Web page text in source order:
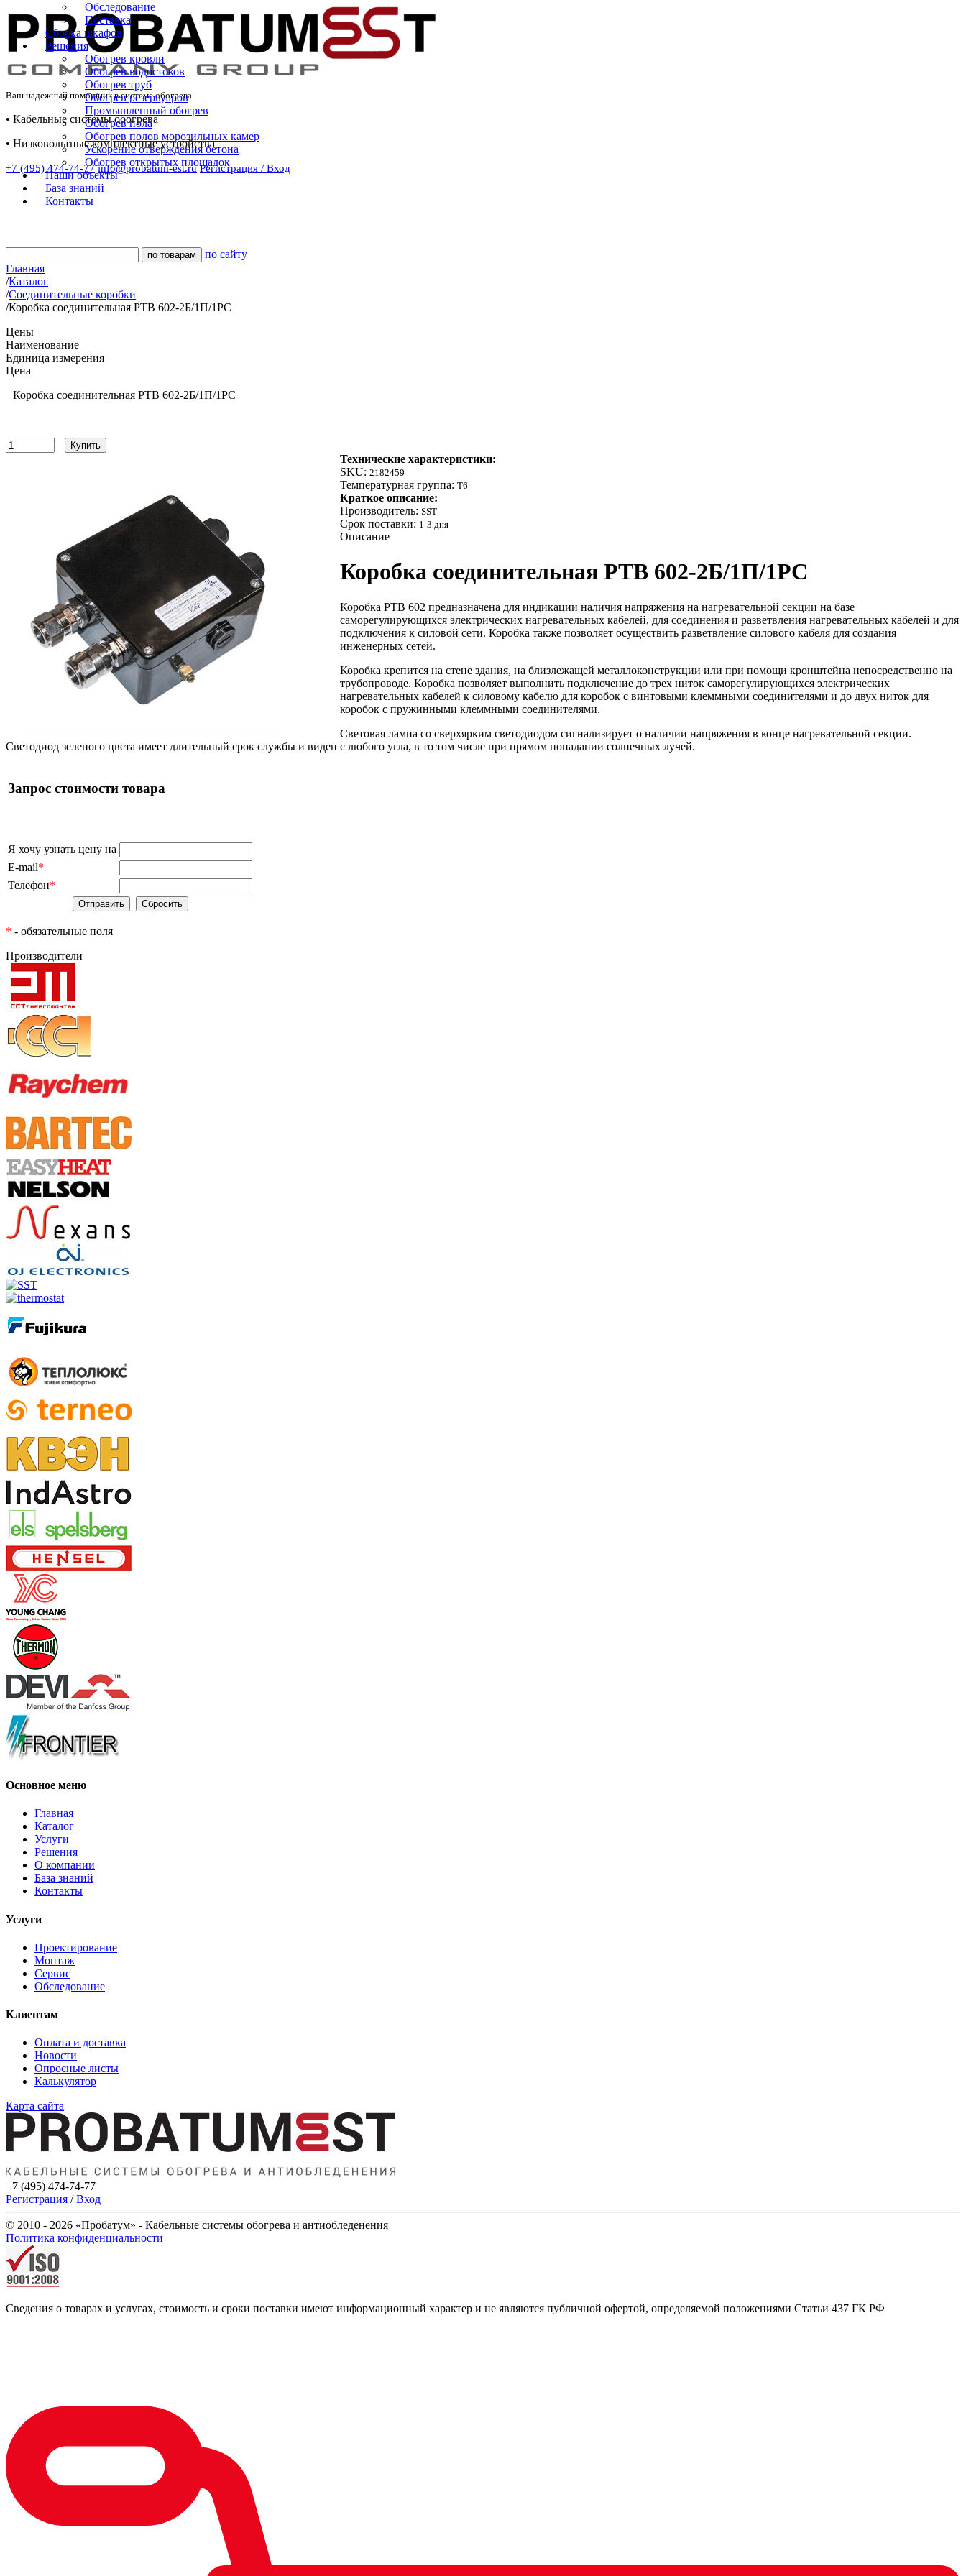
Ваш надежный помощник в системе обогрева
• Кабельные системы обогрева
• Низковольтные комплектные устройства
+7 (495) 474-74-77 info@probatum-est.ru Регистрация / Вход
Обследование
Поставка
Сборка шкафов
Решения
Обогрев кровли
Обогрев водостоков
Обогрев труб
Обогрев резервуаров
Промышленный обогрев
Обогрев пола
Обогрев полов морозильных камер
Ускорение отверждения бетона
Обогрев открытых площадок
Наши объекты
База знаний
Контакты
по сайту
Главная
/Каталог
/Соединительные коробки
/Коробка соединительная РТВ 602-2Б/1П/1РС
Цены
Наименование
Единица измерения
Цена
Коробка соединительная РТВ 602-2Б/1П/1РС
Купить
Технические характеристики:
SKU: 2182459
Температурная группа: Т6
Краткое описание:
Производитель: SST
Срок поставки: 1-3 дня
Описание
Коробка соединительная РТВ 602-2Б/1П/1РС
Коробка РТВ 602 предназначена для индикации наличия напряжения на нагревательной секции на базе
саморегулирующихся электрических нагревательных кабелей, для соединения и разветвления нагревательных кабелей и для
подключения к силовой сети. Коробка также позволяет осуществить разветвление силового кабеля для создания
инженерных сетей.
Коробка крепится на стене здания, на близлежащей металлоконструкции или при помощи кронштейна непосредственно на
трубопроводе. Коробка позволяет выполнить подключение до трех ниток саморегулирующихся электрических
нагревательных кабелей к силовому кабелю для коробок с винтовыми клеммными соединителями и до двух ниток для
коробок с пружинными клеммными соединителями.
Световая лампа со сверхярким светодиодом сигнализирует о наличии напряжения в конце нагревательной секции.
Светодиод зеленого цвета имеет длительный срок службы и виден с любого угла, в то том числе при прямом попадании солнечных лучей.
Запрос стоимости товара
Я хочу узнать цену на
E-mail*
Телефон*
* - обязательные поля
Производители
Основное меню
Главная
Каталог
Услуги
Решения
О компании
База знаний
Контакты
Услуги
Проектирование
Монтаж
Сервис
Обследование
Клиентам
Оплата и доставка
Новости
Опросные листы
Калькулятор
Карта сайта
+7 (495) 474-74-77
Регистрация /Вход
© 2010 - 2026 «Пробатум» - Кабельные системы обогрева и антиобледенения
Политика конфиденциальности
Сведения о товарах и услугах, стоимость и сроки поставки имеют информационный характер и не являются публичной офертой, определяемой положениями Статьи 437 ГК РФ